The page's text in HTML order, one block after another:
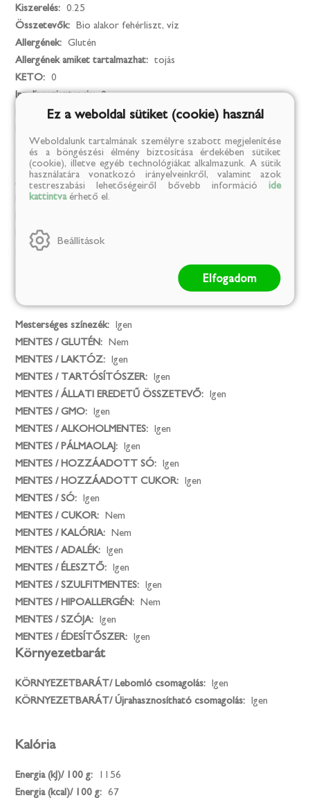
Kiszerelés:
0.25
Összetevők:
Bio alakor fehérliszt, víz
Allergének:
Glutén
Allergének amiket tartalmazhat:
tojás
KETO:
0
Inzulinrezisztencia: 0
1
Candida: 0
Zsírszegény: 0
Alakformálás:
BIO: Igen
Fitt életmód:
Származási hely:
Mesterséges színezék:
Igen
MENTES / GLUTÉN:
Nem
MENTES / LAKTÓZ:
Igen
MENTES / TARTÓSÍTÓSZER:
Igen
MENTES / ÁLLATI EREDETŰ ÖSSZETEVŐ:
Igen
MENTES / GMO:
Igen
MENTES / ALKOHOLMENTES:
Igen
MENTES / PÁLMAOLAJ:
Igen
MENTES / HOZZÁADOTT SÓ:
Igen
MENTES / HOZZÁADOTT CUKOR:
Igen
MENTES / SÓ:
Igen
MENTES / CUKOR:
Nem
MENTES / KALÓRIA:
Nem
MENTES / ADALÉK:
Igen
MENTES / ÉLESZTŐ:
Igen
MENTES / SZULFITMENTES:
Igen
MENTES / HIPOALLERGÉN:
Nem
MENTES / SZÓJA:
Igen
MENTES / ÉDESÍTŐSZER:
Igen
Környezetbarát
KÖRNYEZETBARÁT/ Lebomló csomagolás:
Igen
KÖRNYEZETBARÁT/ Újrahasznosítható csomagolás:
Igen
Kalória
Energia (kJ)/ 100 g:
1156
Energia (kcal)/ 100 g:
67
Ez a weboldal sütiket (cookie) használ
Weboldalunk tartalmának személyre szabott megjelenítése
és a böngészési élmény biztosítása érdekében sütiket
(cookie), illetve egyéb technológiákat alkalmazunk. A sütik
használatára vonatkozó irányelveinkről, valamint azok
testreszabási lehetőségeiről bővebb információ ide
kattintvaérhető el.
Beállítások
Elfogadom